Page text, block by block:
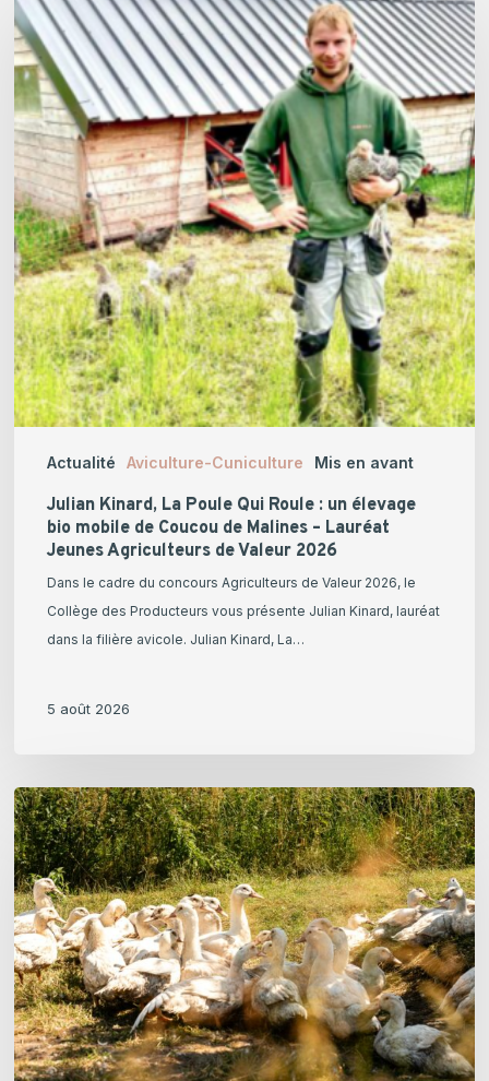
Actualité Aviculture-Cuniculture Mis en avant
Kinard,
La
Poule
Qui
Roule
:
un
élevage
bio
mobile
de
Coucou
de
Malines
–
Jeunes
Agriculteurs
Valeur
2026
Julian Kinard, La Poule Qui Roule : un élevage
bio mobile de Coucou de Malines – Lauréat
Jeunes Agriculteurs de Valeur 2026
Dans le cadre du concours Agriculteurs de Valeur 2026, le
Collège des Producteurs vous présente Julian Kinard, lauréat
dans la filière avicole. Julian Kinard, La…
5 août 2026
Foie
Gras
en
Reels
:
Une
campagne
d’information
et
de